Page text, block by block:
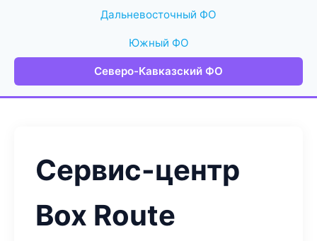
Дальневосточный ФО
Южный ФО
Северо-Кавказский ФО
Сервис-центр
Box Route